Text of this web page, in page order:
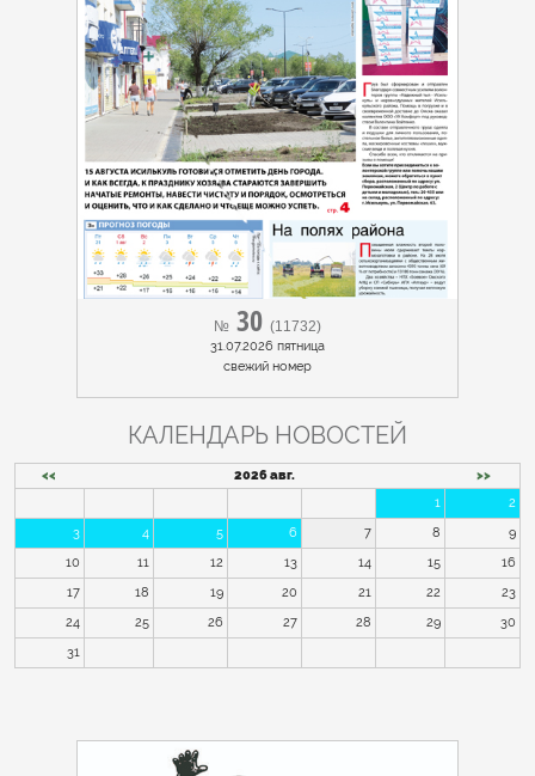
№ 30 (11732)
31.07.2026 пятница
cвежий номер
КАЛЕНДАРЬ НОВОСТЕЙ
<< 2026 авг.
>>
1
2
3
4 5 6 7 8
9
10
11 12 13 14 15
16
17
18 19 20 21 22
23
24
25 26 27 28 29
30
31